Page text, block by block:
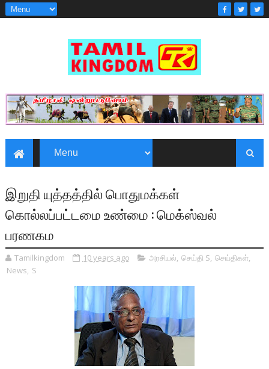
இறுதி யுத்தத்தில் பொதுமக்கள்
கொல்லப்பட்டமை உண்மை : மெக்ஸ்வல்
பரணகம
Tamilkingdom 10 years ago அரசியல், செய்தி S, செய்திகள்,
News, S